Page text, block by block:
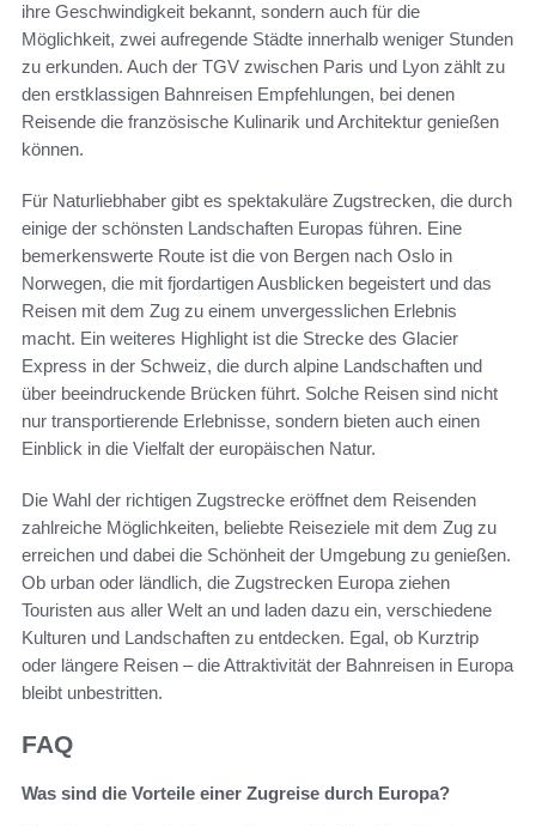
ihre Geschwindigkeit bekannt, sondern auch für die
Möglichkeit, zwei aufregende Städte innerhalb weniger Stunden
zu erkunden. Auch der TGV zwischen Paris und Lyon zählt zu
den erstklassigen Bahnreisen Empfehlungen, bei denen
Reisende die französische Kulinarik und Architektur genießen
können.
Für Naturliebhaber gibt es spektakuläre Zugstrecken, die durch
einige der schönsten Landschaften Europas führen. Eine
bemerkenswerte Route ist die von Bergen nach Oslo in
Norwegen, die mit fjordartigen Ausblicken begeistert und das
Reisen mit dem Zug zu einem unvergesslichen Erlebnis
macht. Ein weiteres Highlight ist die Strecke des Glacier
Express in der Schweiz, die durch alpine Landschaften und
über beeindruckende Brücken führt. Solche Reisen sind nicht
nur transportierende Erlebnisse, sondern bieten auch einen
Einblick in die Vielfalt der europäischen Natur.
Die Wahl der richtigen Zugstrecke eröffnet dem Reisenden
zahlreiche Möglichkeiten, beliebte Reiseziele mit dem Zug zu
erreichen und dabei die Schönheit der Umgebung zu genießen.
Ob urban oder ländlich, die Zugstrecken Europa ziehen
Touristen aus aller Welt an und laden dazu ein, verschiedene
Kulturen und Landschaften zu entdecken. Egal, ob Kurztrip
oder längere Reisen – die Attraktivität der Bahnreisen in Europa
bleibt unbestritten.
FAQ
Was sind die Vorteile einer Zugreise durch Europa?